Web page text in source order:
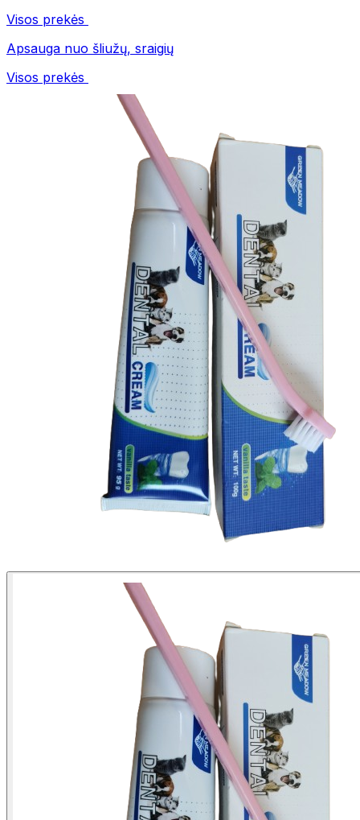
Visos prekės
Apsauga nuo šliužų, sraigių
Visos prekės